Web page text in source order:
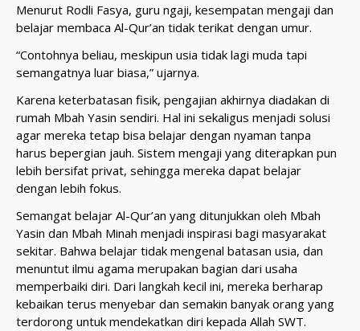
Menurut Rodli Fasya, guru ngaji, kesempatan mengaji dan
belajar membaca Al-Qur’an tidak terikat dengan umur.
“Contohnya beliau, meskipun usia tidak lagi muda tapi
semangatnya luar biasa,” ujarnya.
Karena keterbatasan fisik, pengajian akhirnya diadakan di
rumah Mbah Yasin sendiri. Hal ini sekaligus menjadi solusi
agar mereka tetap bisa belajar dengan nyaman tanpa
harus bepergian jauh. Sistem mengaji yang diterapkan pun
lebih bersifat privat, sehingga mereka dapat belajar
dengan lebih fokus.
Semangat belajar Al-Qur’an yang ditunjukkan oleh Mbah
Yasin dan Mbah Minah menjadi inspirasi bagi masyarakat
sekitar. Bahwa belajar tidak mengenal batasan usia, dan
menuntut ilmu agama merupakan bagian dari usaha
memperbaiki diri. Dari langkah kecil ini, mereka berharap
kebaikan terus menyebar dan semakin banyak orang yang
terdorong untuk mendekatkan diri kepada Allah SWT.